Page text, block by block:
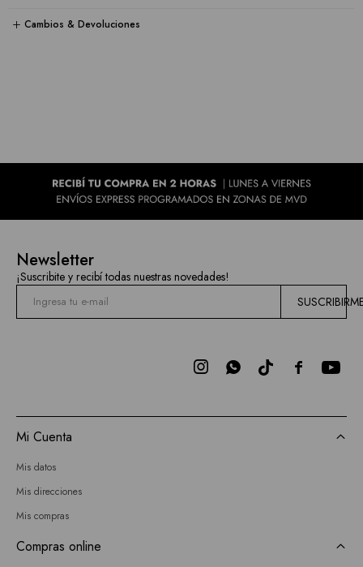
Cambios & Devoluciones
Newsletter
¡Suscribite y recibí todas nuestras novedades!

 
Mi Cuenta
Mis datos
Mis direcciones
Mis compras
Compras online